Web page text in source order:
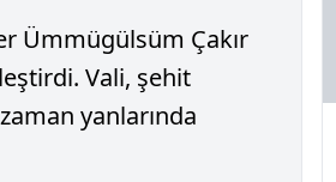
Ümmügülsüm Çakır
Vali, şehit
yanlarında